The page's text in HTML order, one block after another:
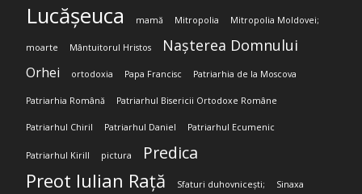
Lucășeuca mamă Mitropolia Mitropolia Moldovei;
moarte Mântuitorul Hristos Nașterea Domnului
Orhei ortodoxia Papa Francisc Patriarhia de la Moscova
Patriarhia Română Patriarhul Bisericii Ortodoxe Române
Patriarhul Chiril Patriarhul Daniel Patriarhul Ecumenic
Patriarhul Kirill pictura Predica
Preot Iulian Rață Sfaturi duhovnicești; Sinaxa